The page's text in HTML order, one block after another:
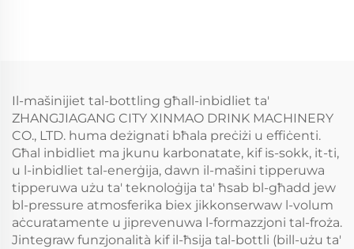
Il-mašinijiet tal-bottling għall-inbidliet ta'
ZHANGJIAGANG CITY XINMAO DRINK MACHINERY
CO., LTD. huma deżignati bħala preċiżi u effiċenti.
Għal inbidliet ma jkunu karbonatate, kif is-sokk, it-ti,
u l-inbidliet tal-enerġija, dawn il-mašini tipperuwa
tipperuwa użu ta' teknoloġija ta' ħsab bl-għadd jew
bl-pressure atmosferika biex jikkonserwaw l-volum
aċcuratamente u jiprevenuwa l-formazzjoni tal-froża.
Jintegraw funzjonalità kif il-ħsija tal-bottli (bill-użu ta'